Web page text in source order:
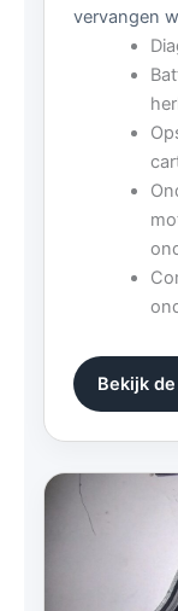
vervangen
Bekijk